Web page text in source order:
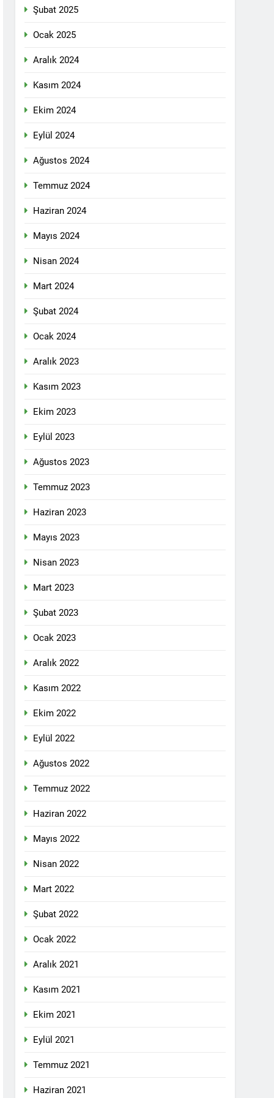
içermiyor.
Bugün 8 Mart Dünya
ilgi için teşekkür ediyoruz.
dönüşmektedir”
Dünya Anadil Günü’nü HAK-
etrafında birleşmeli
dil olsun.
47 arkadaşını saygıyla anıyoruz
görüştü.
Genel Merkez’de toplandı.
kutladı.
VE DİYALOĞLA ÇÖZÜLMELİDİR
23 Aralık 2024 tarihinde saat
başkanı Bayram Bozyel’in açılış
ise HAK-PAR Genel başkan
VE DİYALOĞLA ÇÖZÜLMELİDİR
de döktüğü kanda boğuldu
Şubat 2025
Ocak 2025
Aralık 2024
Kasım 2024
Ekim 2024
Eylül 2024
Ağustos 2024
Temmuz 2024
Haziran 2024
Mayıs 2024
Nisan 2024
Mart 2024
Şubat 2024
Ocak 2024
Aralık 2023
Kasım 2023
Ekim 2023
Eylül 2023
Ağustos 2023
Temmuz 2023
Haziran 2023
Mayıs 2023
Nisan 2023
Mart 2023
Şubat 2023
Ocak 2023
Aralık 2022
Kasım 2022
Ekim 2022
Eylül 2022
Ağustos 2022
Temmuz 2022
Haziran 2022
Mayıs 2022
Nisan 2022
Mart 2022
Şubat 2022
Ocak 2022
Aralık 2021
Kasım 2021
Ekim 2021
Eylül 2021
Temmuz 2021
Haziran 2021